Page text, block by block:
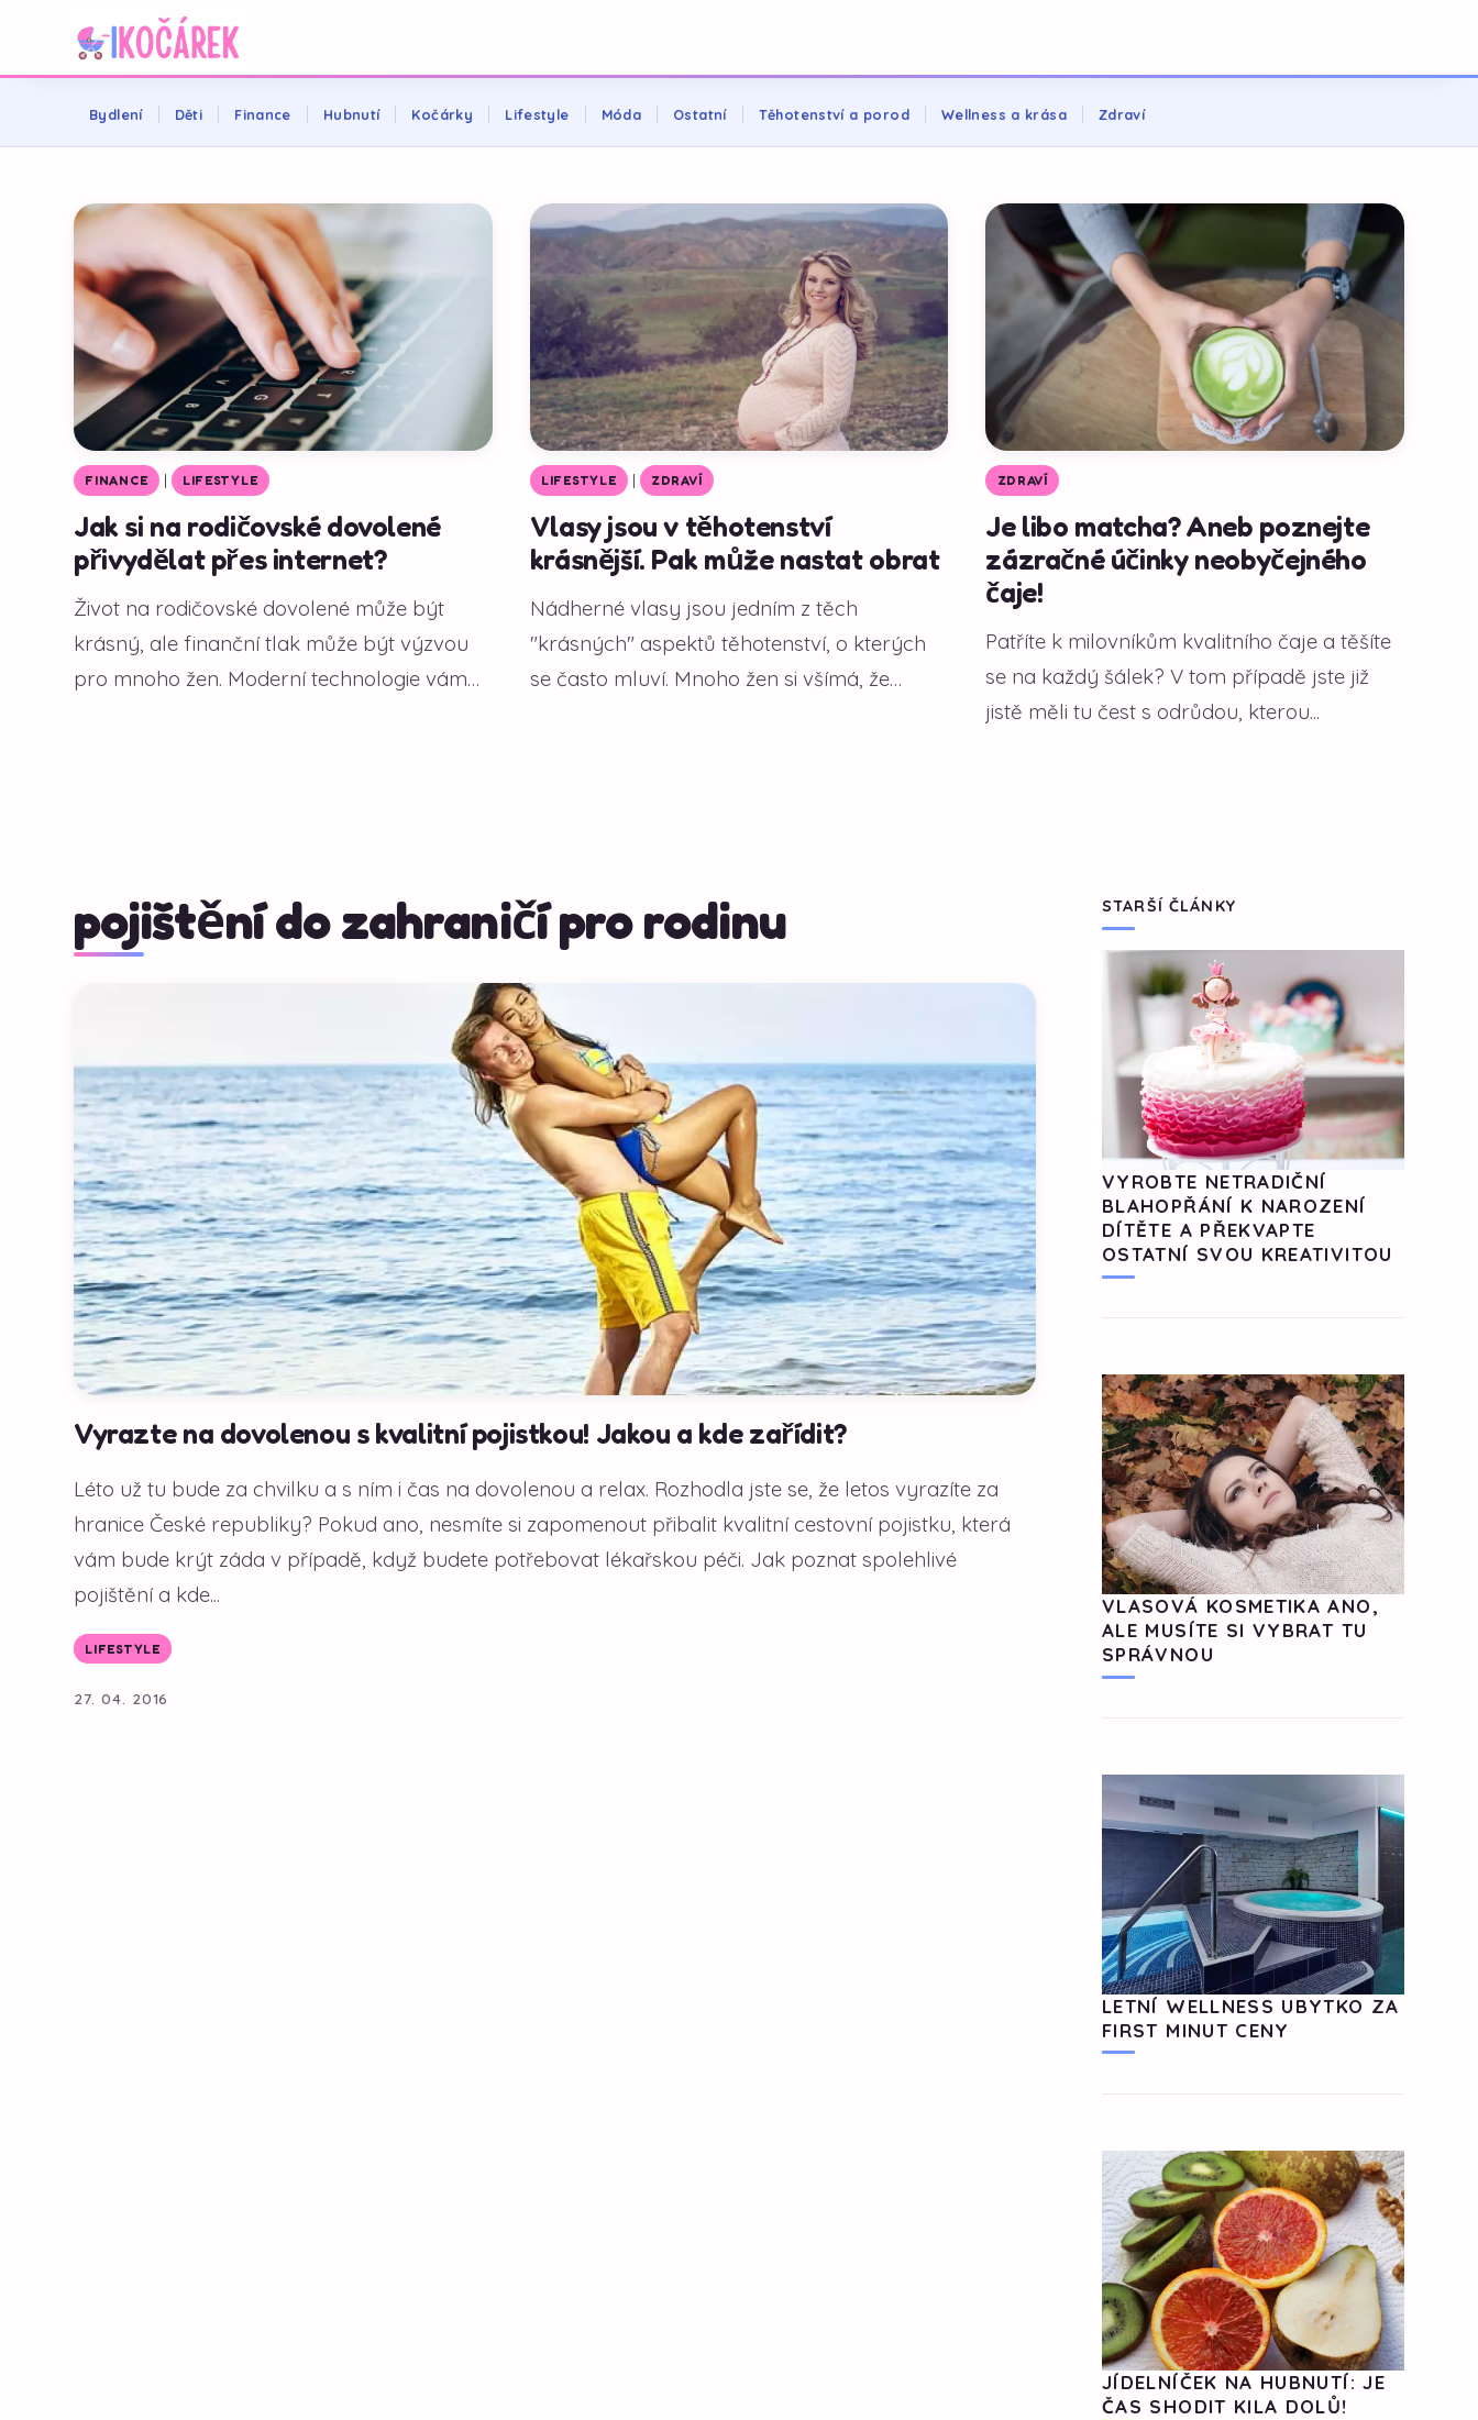
Bydlení Děti Finance Hubnutí Kočárky Lifestyle Móda Ostatní Těhotenství a porod Wellness a krása Zdraví
Jak si na rodičovské dovolené
přivydělat přes internet?
Život na rodičovské dovolené může být
krásný, ale finanční tlak může být výzvou
pro mnoho žen. Moderní technologie vám
FINANCE | LIFESTYLE
Vlasy jsou v těhotenství
krásnější. Pak může nastat obrat
Nádherné vlasy jsou jedním z těch
"krásných" aspektů těhotenství, o kterých
se často mluví. Mnoho žen si všímá, že
LIFESTYLE | ZDRAVÍ
Je libo matcha? Aneb poznejte
zázračné účinky neobyčejného
čaje!
Patříte k milovníkům kvalitního čaje a těšíte
se na každý šálek? V tom případě jste již
jistě měli tu čest s odrůdou, kterou...
ZDRAVÍ
pojištění do zahraničí pro rodinu
Vyrazte na dovolenou s kvalitní pojistkou! Jakou a kde zařídit?
Léto už tu bude za chvilku a s ním i čas na dovolenou a relax. Rozhodla jste se, že letos vyrazíte za
hranice České republiky? Pokud ano, nesmíte si zapomenout přibalit kvalitní cestovní pojistku, která
vám bude krýt záda v případě, když budete potřebovat lékařskou péči. Jak poznat spolehlivé
pojištění a kde...
LIFESTYLE
27. 04. 2016
STARŠÍ ČLÁNKY
VYROBTE NETRADIČNÍ
BLAHOPŘÁNÍ K NAROZENÍ
DÍTĚTE A PŘEKVAPTE
OSTATNÍ SVOU KREATIVITOU
VLASOVÁ KOSMETIKA ANO,
ALE MUSÍTE SI VYBRAT TU
SPRÁVNOU
LETNÍ WELLNESS UBYTKO ZA
FIRST MINUT CENY
JÍDELNÍČEK NA HUBNUTÍ: JE
ČAS SHODIT KILA DOLŮ!